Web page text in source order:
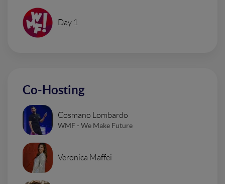
Day 1
Co-Hosting
Cosmano Lombardo
WMF - We Make Future
Veronica Maffei